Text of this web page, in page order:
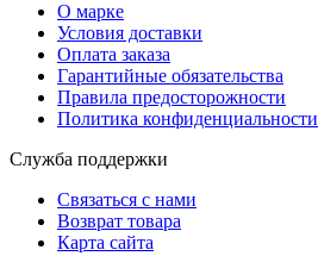
О марке
Условия доставки
Оплата заказа
Гарантийные обязательства
Правила предосторожности
Политика конфиденциальности
Служба поддержки
Связаться с нами
Возврат товара
Карта сайта